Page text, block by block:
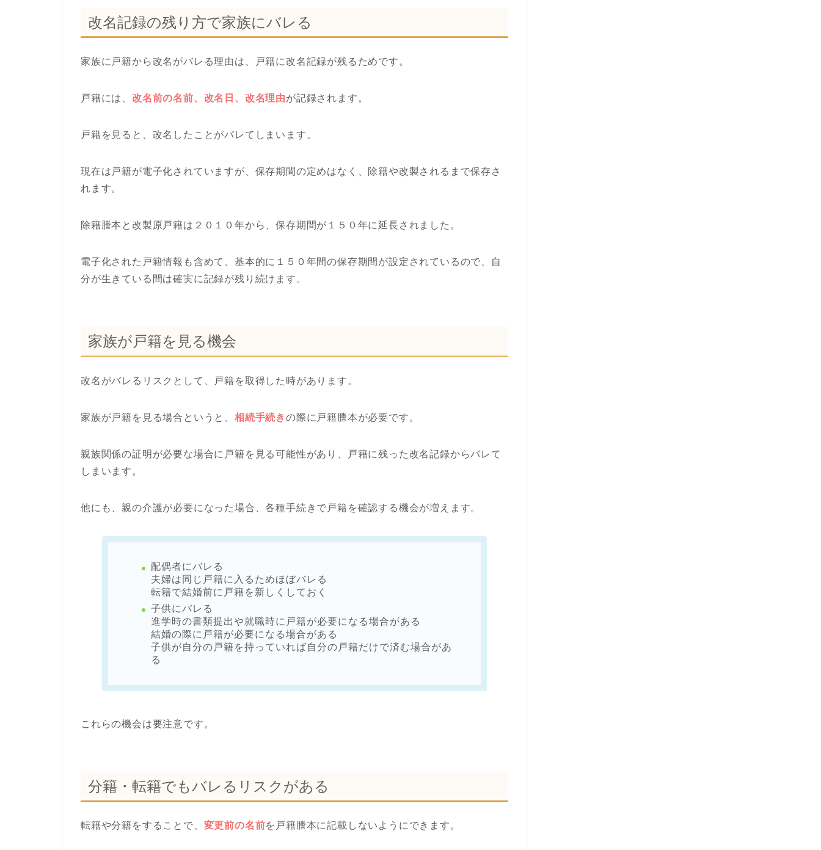
改名記録の残り方で家族にバレる
家族に戸籍から改名がバレる理由は、戸籍に改名記録が残るためです。
戸籍には、 改名前の名前、改名日、改名理由が記録されます。
戸籍を見ると、改名したことがバレてしまいます。
現在は戸籍が電子化されていますが、保存期間の定めはなく、除籍や改製されるまで保存さ
れます。
除籍謄本と改製原戸籍は２０１０年から、保存期間が１５０年に延長されました。
電子化された戸籍情報も含めて、基本的に１５０年間の保存期間が設定されているので、自
分が生きている間は確実に記録が残り続けます。
家族が戸籍を見る機会
改名がバレるリスクとして、戸籍を取得した時があります。
家族が戸籍を見る場合というと、 相続手続きの際に戸籍謄本が必要です。
親族関係の証明が必要な場合に戸籍を見る可能性があり、戸籍に残った改名記録からバレて
しまいます。
他にも、親の介護が必要になった場合、各種手続きで戸籍を確認する機会が増えます。
配偶者にバレる
夫婦は同じ戸籍に入るためほぼバレる
転籍で結婚前に戸籍を新しくしておく
子供にバレる
進学時の書類提出や就職時に戸籍が必要になる場合がある
結婚の際に戸籍が必要になる場合がある
子供が自分の戸籍を持っていれば自分の戸籍だけで済む場合があ
る
これらの機会は要注意です。
分籍・転籍でもバレるリスクがある
転籍や分籍をすることで、 変更前の名前を戸籍謄本に記載しないようにできます。